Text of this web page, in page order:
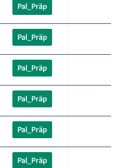
Pal_Präp
Pal_Präp
Pal_Präp
Pal_Präp
Pal_Präp
Pal_Präp